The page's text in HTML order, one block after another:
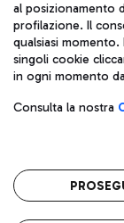
Codice fiscale e
IVA 06572251004
Capitale sociale
Sede legale: Via
telefono +39 06
Privacy policy
al posizionamento
profilazione. Il
qualsiasi
singoli cookie
in ogni momento
Consulta la nostra